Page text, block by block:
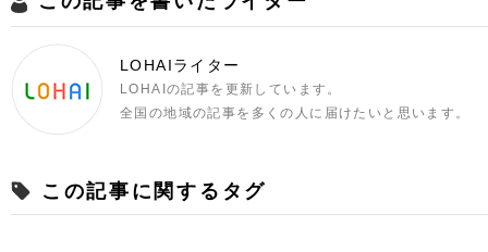
LOHAIライター
LOHAIの記事を更新しています。
全国の地域の記事を多くの人に届けたいと思います。
この記事に関するタグ